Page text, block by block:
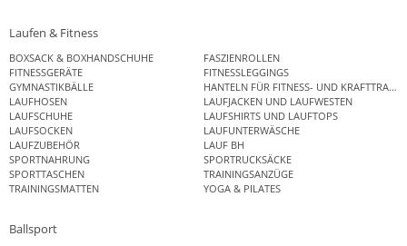
Laufen & Fitness
BOXSACK & BOXHANDSCHUHE
FASZIENROLLEN
FITNESSGERÄTE
FITNESSLEGGINGS
GYMNASTIKBÄLLE
HANTELN FÜR FITNESS- UND
LAUFHOSEN
LAUFJACKEN UND LAUFWESTEN
LAUFSCHUHE
LAUFSHIRTS UND LAUFTOPS
LAUFSOCKEN
LAUFUNTERWÄSCHE
LAUFZUBEHÖR
LAUF BH
SPORTNAHRUNG
SPORTRUCKSÄCKE
SPORTTASCHEN
TRAININGSANZÜGE
TRAININGSMATTEN
YOGA & PILATES
Ballsport